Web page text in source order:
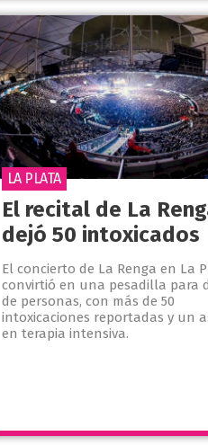
El recital de La
dejó 50 intoxicados
El concierto de La Renga en La
convirtió en una pesadilla para
de personas, con más de 50
intoxicaciones reportadas y un
en terapia intensiva.
LA PLATA